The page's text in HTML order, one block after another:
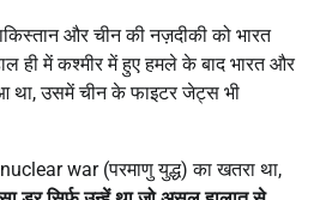
और चीन की नज़दीकी को भारत
ही में कश्मीर में हुए हमले के बाद भारत और
था, उसमें चीन के फाइटर जेट्स भी
war (परमाणु युद्ध) का खतरा था,